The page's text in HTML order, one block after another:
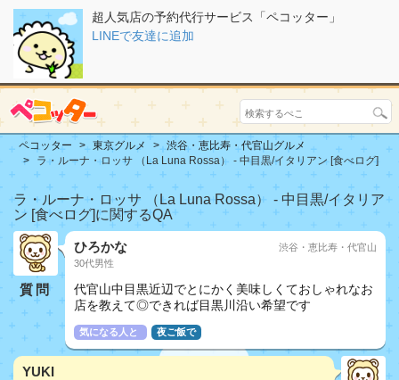
超人気店の予約代行サービス「ペコッター」
LINEで友達に追加
ペコッター 東京グルメ
渋谷・恵比寿・代官山グルメ
ラ・ルーナ・ロッサ （La Luna Rossa） - 中目黒/イタリアン [食べログ]
ラ・ルーナ・ロッサ （La Luna Rossa） - 中目黒/イタリア
ン [食べログ]に関するQA
質問
ひろかな
30代男性
渋谷・恵比寿・代官山
代官山中目黒近辺でとにかく美味しくておしゃれなお
店を教えて◎できれば目黒川沿い希望です
気になる人と 夜ご飯で
YUKI